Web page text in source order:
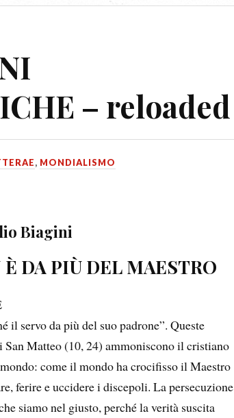
– reloaded
, MONDIALISMO
Biagini
DA PIÙ DEL MAESTRO
il servo da più del suo padrone”. Queste
Matteo (10, 24) ammoniscono il cristiano
come il mondo ha crocifisso il Maestro
ferire e uccidere i discepoli. La persecuzione
siamo nel giusto, perché la verità suscita